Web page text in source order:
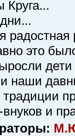
Круга...
радостная
это
дети
наши
традиции
и